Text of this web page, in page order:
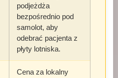
podjeżdża
bezpośrednio pod
samolot, aby
odebrać pacjenta z
płyty lotniska.
Cena za lokalny